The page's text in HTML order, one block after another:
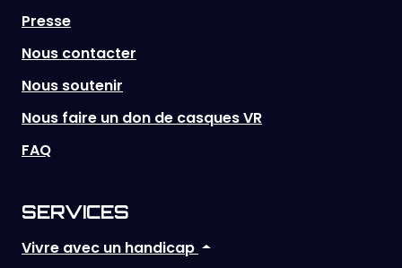
Presse
Nous contacter
Nous soutenir
Nous faire un don de casques VR
FAQ
SERVICES
Vivre avec un handicap